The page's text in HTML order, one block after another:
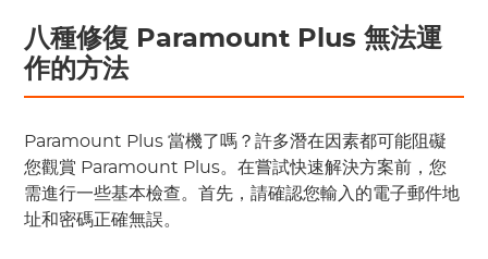
八種修復 Paramount Plus 無法運
作的方法
Paramount Plus 當機了嗎？許多潛在因素都可能阻礙
您觀賞 Paramount Plus。在嘗試快速解決方案前，您
需進行一些基本檢查。首先，請確認您輸入的電子郵件地
址和密碼正確無誤。